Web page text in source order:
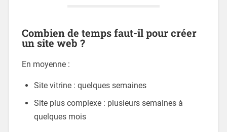
Combien de temps faut-il pour créer
un site web ?
En moyenne :
Site vitrine : quelques semaines
Site plus complexe : plusieurs semaines à
quelques mois